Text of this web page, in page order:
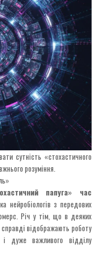
сутність «стохастичного
розуміння.
папуга» час
нейробіологів з передових
Річ у тім, що в деяких
відображають роботу
дуже важливого відділу